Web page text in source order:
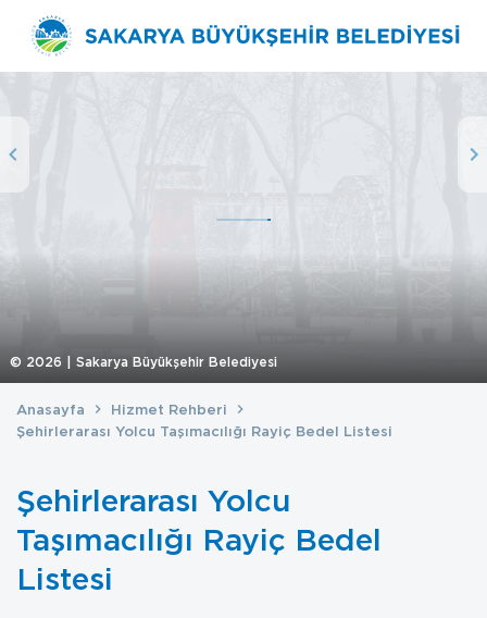
© 2026 | Sakarya Büyükşehir Belediyesi
Anasayfa
Hizmet Rehberi
Şehirlerarası Yolcu Taşımacılığı Rayiç Bedel Listesi
Şehirlerarası Yolcu
Taşımacılığı Rayiç Bedel
Listesi